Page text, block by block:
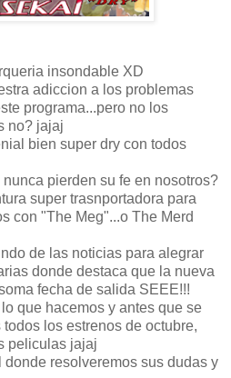
insondable XD
adiccion a los problemas
programa...pero no los
no? jajaj
bien super dry con todos
pierden su fe en nosotros?
super trasnportadora para
con "The Meg"...o The Merd
de las noticias para alegrar
donde destaca que la nueva
fecha de salida SEEE!!!
que hacemos y antes que se
los estrenos de octubre,
peliculas jajaj
resolveremos sus dudas y